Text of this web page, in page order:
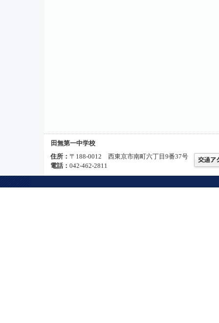
田無第一中学校
住所： 〒188-0012 西東京市南町六丁目9番37号
電話： 042-462-2811